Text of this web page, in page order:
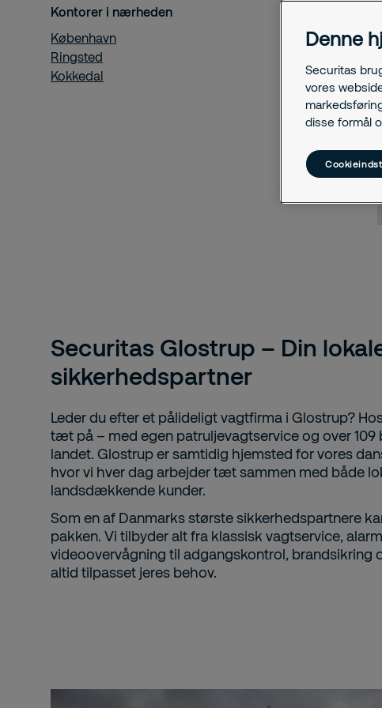
Kontorer i nærheden
København
Ringsted
Kokkedal
Securitas Glostrup – Din
sikkerhedspartner
Leder du efter et pålideligt vagtfirma i Glostrup?
tæt på – med egen patruljevagtservice og over 109
landet. Glostrup er samtidig hjemsted for vores
hvor vi hver dag arbejder tæt sammen med både
landsdækkende kunder.
Som en af Danmarks største sikkerhedspartnere
pakken. Vi tilbyder alt fra klassisk vagtservice,
videoovervågning til adgangskontrol, brandsikring
altid tilpasset jeres behov.
Denne
Securitas
vores
disse formål